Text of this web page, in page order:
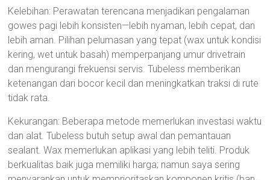
Kelebihan: Perawatan terencana menjadikan pengalaman
gowes pagi lebih konsisten—lebih nyaman, lebih cepat, dan
lebih aman. Pilihan pelumasan yang tepat (wax untuk kondisi
kering, wet untuk basah) memperpanjang umur drivetrain
dan mengurangi frekuensi servis. Tubeless memberikan
ketenangan dari bocor kecil dan meningkatkan traksi di rute
tidak rata.
Kekurangan: Beberapa metode memerlukan investasi waktu
dan alat. Tubeless butuh setup awal dan pemantauan
sealant. Wax memerlukan aplikasi yang lebih teliti. Produk
berkualitas baik juga memiliki harga; namun saya sering